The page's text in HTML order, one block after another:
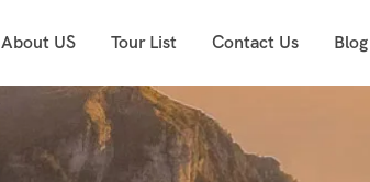
About US Tour List Contact Us Blog